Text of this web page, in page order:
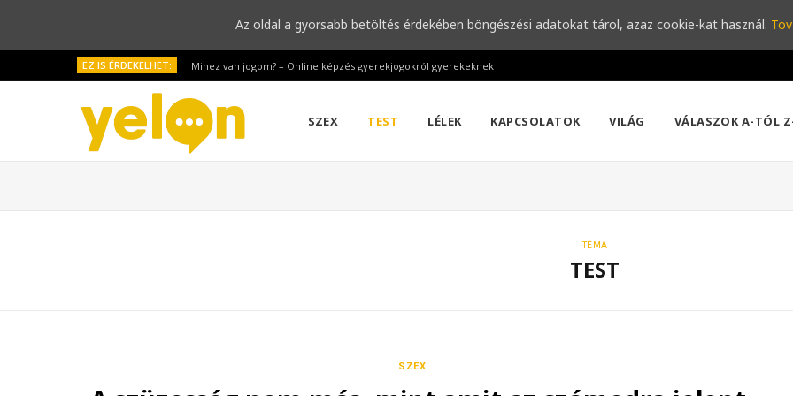
EZ IS ÉRDEKELHET: Mihez van jogom? – Online képzés gyerekjogokról gyerekeknek
SZEX TEST LÉLEK KAPCSOLATOK VILÁG VÁLASZOK A-TÓL
TÉMA
TEST
SZEX
Az oldal a gyorsabb betöltés érdekében böngészési adatokat tárol, azaz cookie-kat használ.